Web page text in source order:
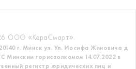
ООО «КераСмарт».
г. Минск ул. Ул. Иосифа Жиновича д
Минским горисполкомом 14.07.2022 в
регистр юридических лиц и